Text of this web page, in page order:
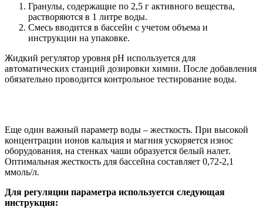
Гранулы, содержащие по 2,5 г активного вещества,
растворяются в 1 литре воды.
Смесь вводится в бассейн с учетом объема и
инструкции на упаковке.
Жидкий регулятор уровня рН используется для
автоматических станций дозировки химии. После добавления
обязательно проводится контрольное тестирование воды.
Еще один важный параметр воды – жесткость. При высокой
концентрации ионов кальция и магния ускоряется износ
оборудования, на стенках чаши образуется белый налет.
Оптимальная жесткость для бассейна составляет 0,72-2,1
ммоль/л.
Для регуляции параметра используется следующая
инструкция: